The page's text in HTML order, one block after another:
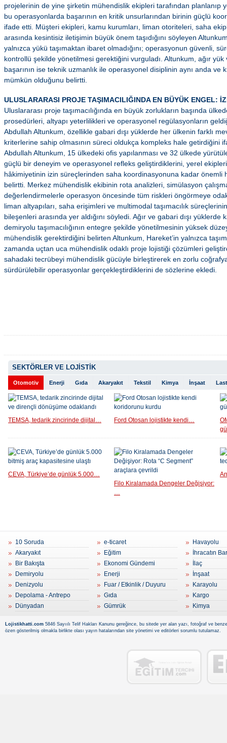
projelerinin de yine şirketin mühendislik ekipleri tarafından planlanıp
bu operasyonlarda başarının en kritik unsurlarından birinin güçlü
ifade etti. Müşteri ekipleri, kamu kurumları, liman otoriteleri, saha
arasında kesintisiz iletişimin büyük önem taşıdığını söyleyen
yalnızca yükü taşımaktan ibaret olmadığını; operasyonun güvenli,
kontrollü şekilde yönetilmesi gerektiğini vurguladı. Altunkum, ağır
başarının ise teknik uzmanlık ile operasyonel disiplinin aynı anda ve
mümkün olduğunu belirtti.
ULUSLARARASI PROJE TAŞIMACILIĞINDA EN BÜYÜK ENGEL:
Uluslararası proje taşımacılığında en büyük zorlukların başında
prosedürleri, altyapı yeterlilikleri ve operasyonel regülasyonların
Abdullah Altunkum, özellikle gabari dışı yüklerde her ülkenin farklı
kriterlerine sahip olmasının süreci oldukça kompleks hale getirdiğini
Abdullah Altunkum, 15 ülkedeki ofis yapılanması ve 32 ülkede
güçlü bir deneyim ve operasyonel refleks geliştirdiklerini, yerel
hâkimiyetinin izin süreçlerinden saha koordinasyonuna kadar önemli
belirtti. Merkez mühendislik ekibinin rota analizleri, simülasyon
değerlendirmelerle operasyon öncesinde tüm riskleri öngörmeye
liman altyapıları, saha erişimleri ve multimodal taşımacılık
bileşenleri arasında yer aldığını söyledi. Ağır ve gabari dışı
demiryolu taşımacılığının entegre şekilde yönetilmesinin yüksek
mühendislik gerektirdiğini belirten Altunkum, Hareket’in yalnızca
zamanda uçtan uca mühendislik odaklı proje lojistiği çözümleri
sahadaki tecrübeyi mühendislik gücüyle birleştirerek en zorlu
sürdürülebilir operasyonlar gerçekleştirdiklerini de sözlerine ekledi.
SEKTÖRLER VE LOJİSTİK
Otomotiv Enerji Gıda Akaryakıt Tekstil Kimya İnşaat
TEMSA, tedarik zincirinde dijital… Ford Otosan lojistikte kendi…
CEVA, Türkiye’de günlük 5.000…
Filo Kiralamada Dengeler Değişiyor:
…
10 Soruda
Akaryakıt
Bir Bakışta
Demiryolu
Denizyolu
Depolama - Antrepo
Dünyadan
e-ticaret
Eğitim
Ekonomi Gündemi
Enerji
Fuar / Etkinlik / Duyuru
Gıda
Gümrük
Havayolu
İhracatın
İlaç
İnşaat
Karayolu
Kargo
Kimya
Lojistikhatti.com 5846 Sayıılı Telif Hakları Kanunu gereğince, bu sitede yer alan yazı, fotoğraf ve
özen gösterilmiş olmakla birlikte olası yayın hatalarından site yönetimi ve editörleri sorumlu tutulamaz.